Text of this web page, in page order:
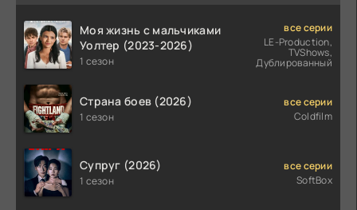
Моя жизнь с мальчиками
Уолтер (2023-2026)
1 сезон
все серии
LE-Production,
TVShows,
Дублированный
Страна боев (2026)
1 сезон
все серии
Coldfilm
Супруг (2026)
1 сезон
все серии
SoftBox